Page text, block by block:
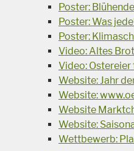
Poster:
Poster: Was
Poster:
Video: Altes
Video: Ostereier
Website: Jahr
Website:
Website
Website:
Wettbewerb: